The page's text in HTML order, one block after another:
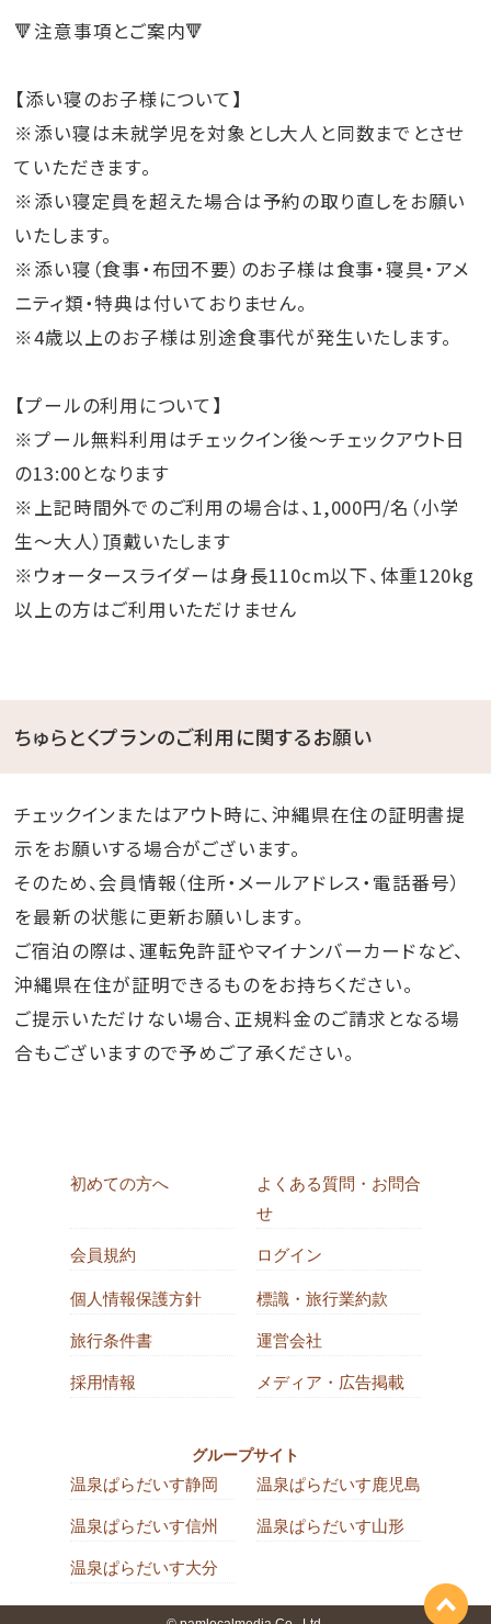
🔻注意事項とご案内🔻
【添い寝のお子様について】
※添い寝は未就学児を対象とし大人と同数までとさせ
ていただきます。
※添い寝定員を超えた場合は予約の取り直しをお願い
いたします。
※添い寝（食事・布団不要）のお子様は食事・寝具・アメ
ニティ類・特典は付いておりません。
※4歳以上のお子様は別途食事代が発生いたします。
【プールの利用について】
※プール無料利用はチェックイン後～チェックアウト日
の13:00となります
※上記時間外でのご利用の場合は、1,000円/名（小学
生～大人）頂戴いたします
※ウォータースライダーは身長110cm以下、体重120kg
以上の方はご利用いただけません
ちゅらとくプランのご利用に関するお願い
チェックインまたはアウト時に、沖縄県在住の証明書提
示をお願いする場合がございます。
そのため、会員情報（住所・メールアドレス・電話番号）
を最新の状態に更新お願いします。
ご宿泊の際は、運転免許証やマイナンバーカードなど、
沖縄県在住が証明できるものをお持ちください。
ご提示いただけない場合、正規料金のご請求となる場
合もございますので予めご了承ください。
初めての方へ
よくある質問・お問合
せ
会員規約 ログイン
個人情報保護方針 標識・旅行業約款
旅行条件書 運営会社
採用情報 メディア・広告掲載
グループサイト
温泉ぱらだいす静岡 温泉ぱらだいす鹿児島
温泉ぱらだいす信州 温泉ぱらだいす山形
温泉ぱらだいす大分